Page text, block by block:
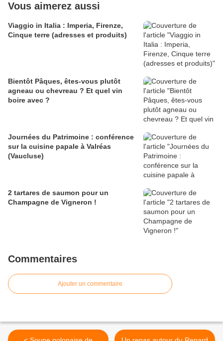
Vous aimerez aussi
Viaggio in Italia : Imperia, Firenze,
Cinque terre (adresses et produits)
Bientôt Pâques, êtes-vous plutôt
agneau ou chevreau ? Et quel vin
boire avec ?
Journées du Patrimoine : conférence
sur la cuisine papale à Valréas
(Vaucluse)
2 tartares de saumon pour un
Champagne de Vigneron !
Commentaires
Ajouter un commentaire